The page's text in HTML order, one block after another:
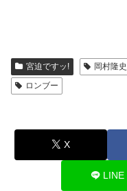
宮迫ですッ! 岡村隆史
ロンブー
X
LINE